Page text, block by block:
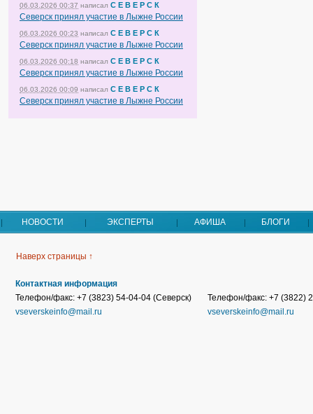
06.03.2026 00:37 написал С Е В Е Р С К
Северск принял участие в Лыжне России
06.03.2026 00:23 написал С Е В Е Р С К
Северск принял участие в Лыжне России
06.03.2026 00:18 написал С Е В Е Р С К
Северск принял участие в Лыжне России
06.03.2026 00:09 написал С Е В Е Р С К
Северск принял участие в Лыжне России
НОВОСТИ ЭКСПЕРТЫ АФИША БЛОГИ
Наверх страницы ↑
Контактная информация
Телефон/факс: +7 (3823) 54-04-04 (Северск)
vseverskeinfo@mail.ru
Телефон/факс: +7 (3822)
vseverskeinfo@mail.ru